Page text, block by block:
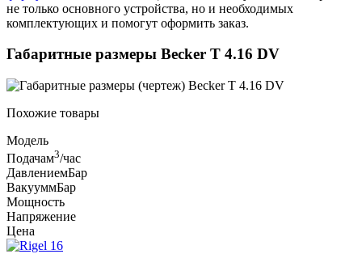
не только основного устройства, но и необходимых
комплектующих и помогут оформить заказ.
Габаритные размеры Becker T 4.16 DV
Похожие товары
Модель
Подачам3/час
ДавлениемБар
ВакууммБар
Мощность
Напряжение
Цена